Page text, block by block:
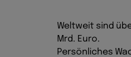
Weltweit sind
Mrd. Euro.
Persönliches